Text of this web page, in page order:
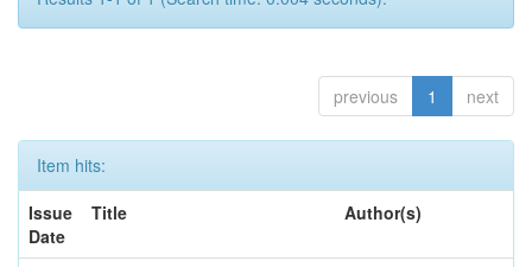
previous 1 next
Item hits:
Issue
Date
Title Author(s)